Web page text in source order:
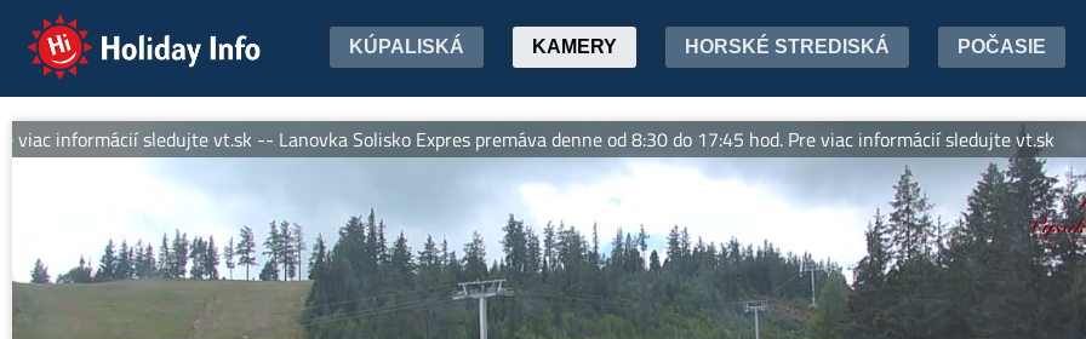
Holiday Info KÚPALISKÁ KAMERY HORSKÉ STREDISKÁ POČASIE
sledujte vt.sk -- Lanovka Solisko Expres premáva denne od 8:30 do 17:45 hod. Pre viac informácií sledujte vt.sk